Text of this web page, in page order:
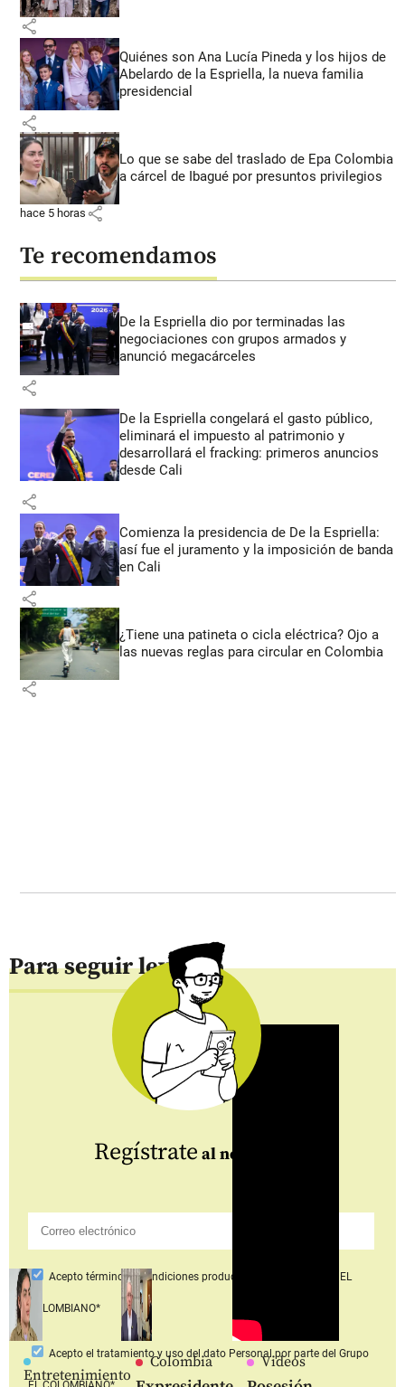
share
Quiénes son Ana Lucía Pineda y los hijos de
Abelardo de la Espriella, la nueva familia
presidencial
share
Lo que se sabe del traslado de Epa Colombia
a cárcel de Ibagué por presuntos privilegios
hace 5 horas share
Te recomendamos
De la Espriella dio por terminadas las
negociaciones con grupos armados y
anunció megacárceles
share
De la Espriella congelará el gasto público,
eliminará el impuesto al patrimonio y
desarrollará el fracking: primeros anuncios
desde Cali
share
Comienza la presidencia de De la Espriella:
así fue el juramento y la imposición de banda
en Cali
share
¿Tiene una patineta o cicla eléctrica? Ojo a
las nuevas reglas para circular en Colombia
share
Para seguir leyendo
Entretenimiento
Colombia Videos
Regístrate al newsletter
Aceptotérminos y condiciones productos y servicios Grupo EL
COLOMBIANO*
Acepto el tratamiento y uso del dato Personalpor parte del Grupo